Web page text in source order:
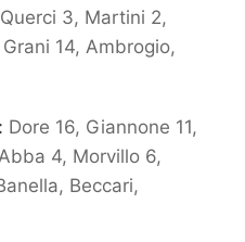
3, Martini 2,
14, Ambrogio,
Dore 16, Giannone 11,
4, Morvillo 6,
Beccari,